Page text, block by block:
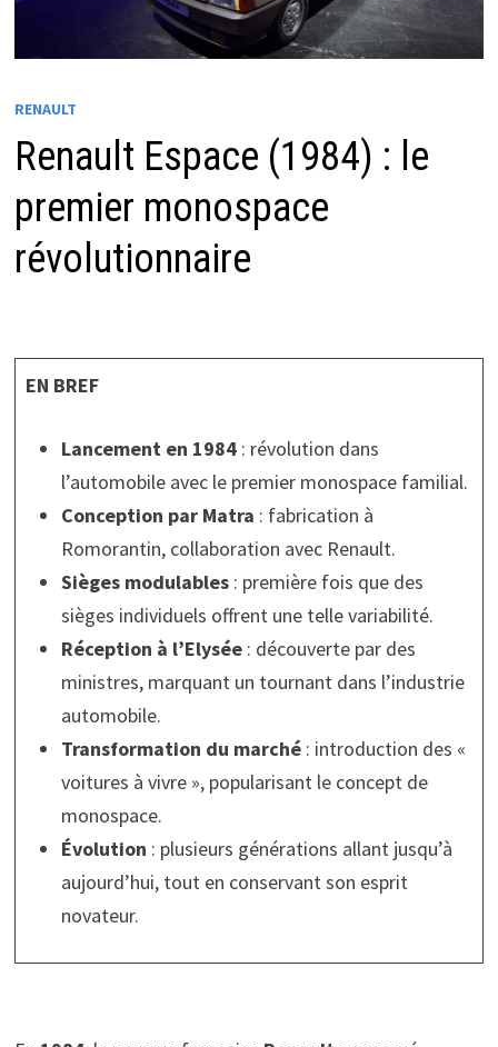
RENAULT
Renault Espace (1984) : le
premier monospace
révolutionnaire
EN BREF
Lancement en 1984: révolution dans
l’automobile avec le premier monospace familial.
Conception par Matra : fabrication à
Romorantin, collaboration avec Renault.
Sièges modulables: première fois que des
sièges individuels offrent une telle variabilité.
Réception à l’Elysée: découverte par des
ministres, marquant un tournant dans l’industrie
automobile.
Transformation du marché: introduction des «
voitures à vivre », popularisant le concept de
monospace.
Évolution : plusieurs générations allant jusqu’à
aujourd’hui, tout en conservant son esprit
novateur.